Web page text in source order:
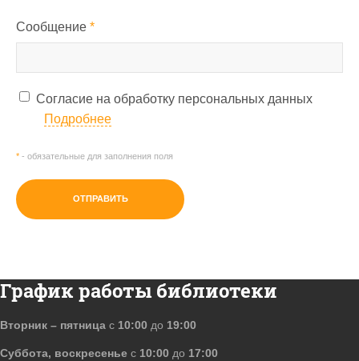
Сообщение *
Согласие на обработку персональных данных
Подробнее
* - обязательные для заполнения поля
ОТПРАВИТЬ
График работы библиотеки
Вторник – пятница с 10:00 до 19:00
Суббота, воскресенье с 10:00 до 17:00